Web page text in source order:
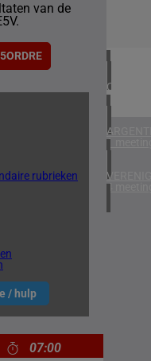
van de
rubrieken
/ hulp
1
CHILI
1
1
4
07:00